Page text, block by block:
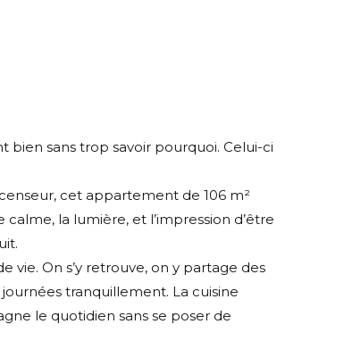
bien sans trop savoir pourquoi. Celui-ci
cet appartement de 106 m²
la lumière, et l’impression d’être
vie. On s’y retrouve, on y partage des
tranquillement. La cuisine
le quotidien sans se poser de